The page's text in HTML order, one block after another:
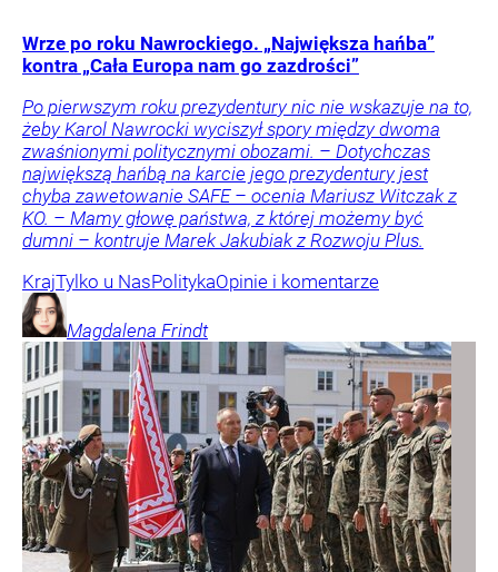
Wrze po roku Nawrockiego. „Największa hańba”
kontra „Cała Europa nam go zazdrości”
Po pierwszym roku prezydentury nic nie wskazuje na to,
żeby Karol Nawrocki wyciszył spory między dwoma
zwaśnionymi politycznymi obozami. – Dotychczas
największą hańbą na karcie jego prezydentury jest
chyba zawetowanie SAFE – ocenia Mariusz Witczak z
KO. – Mamy głowę państwa, z której możemy być
dumni – kontruje Marek Jakubiak z Rozwoju Plus.
KrajTylko u NasPolitykaOpinie i komentarze
Magdalena Frindt